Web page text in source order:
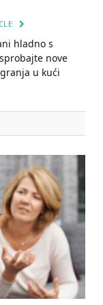
hladno s
nove
u kući